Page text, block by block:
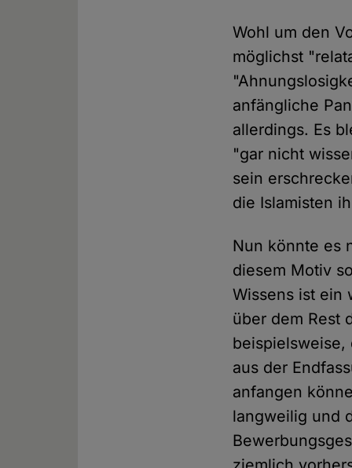
Wohl um den
möglichst
anfängliche
allerdings. Es
"gar nicht
sein
die Islamisten
Nun könnte es
diesem Motiv
Wissens ist ein
über dem Rest
beispielsweise,
aus der
anfangen
langweilig und